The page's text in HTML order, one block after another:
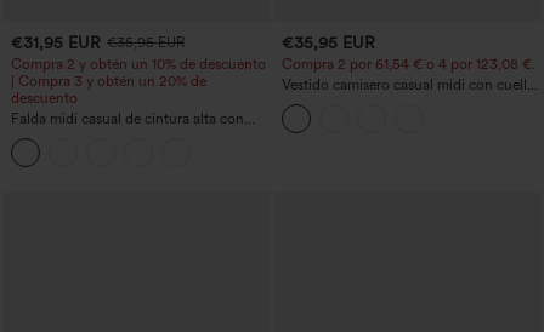
€31,95 EUR €35,95 EUR
Compra 2 y obtén un 10% de descuento
| Compra 3 y obtén un 20% de
descuento
Falda midi casual de cintura alta con
control abdominal, fruncida, bajo curvo,
2 en 1 en forro polar y PU
€35,95 EUR
Compra 2 por 61,54 € o 4 por 123,08 €.
Vestido camisero casual midi con cuello,
mangas casquillo, cinturón, dobladillo
curvo con abertura y bolsillos